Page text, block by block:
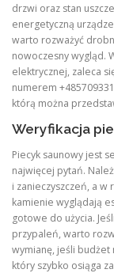
drzwi oraz stan
energetyczną
warto rozważyć
nowoczesny wygląd.
elektrycznej, zaleca
numerem
którą można
Weryfikacja
Piecyk saunowy jest
najwięcej pytań.
i zanieczyszczeń, a
kamienie wyglądają
gotowe do użycia.
przypaleń, warto
wymianę, jeśli budżet
który szybko osiąga